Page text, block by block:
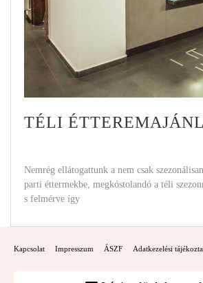
TÉLI
Nemrég ellátogattunk a nem csak
parti éttermekbe, megkóstolandó a téli
s felmérve így
Kapcsolat Impresszum ÁSZF Adatkezelési